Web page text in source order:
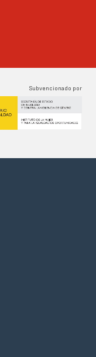
Subvencionado por